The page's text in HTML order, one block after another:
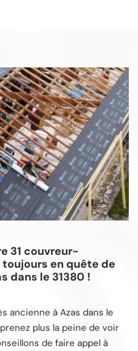
31 couvreur-
en quête de
dans le 31380 !
ancienne à Azas dans le
plus la peine de voir
de faire appel à